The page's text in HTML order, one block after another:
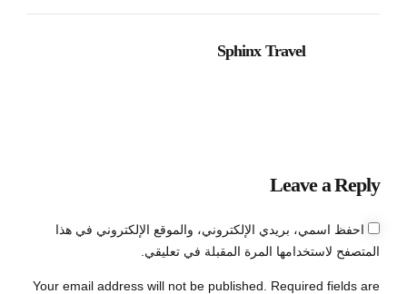
Sphinx Travel
Leave a Reply
Your email address will not be published. Required fields are
احفظ اسمي، بريدي الإلكتروني، والموقع الإلكتروني في هذا
المتصفح لاستخدامها المرة المقبلة في تعليقي.